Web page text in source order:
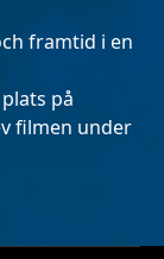
framtid i en
på
filmen under